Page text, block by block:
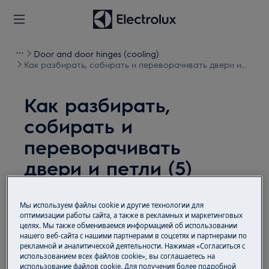
Door and door hinges (cooling)
Как разбирать, собирать и переворачивать двери и
Как разбирать,
собирать и
переворачивать
двери и петли (5)
Перед любыми операциями по техническому
обслуживанию выключите прибор и выньте
вилку сетевого шнура из розетки.
Мы используем файлы cookie и другие технологии для
оптимизации работы сайта, а также в рекламных и маркетинговых
целях. Мы также обмениваемся информацией об использовании
нашего веб-сайта с нашими партнерами в соцсетях и партнерами по
рекламной и аналитической деятельности. Нажимая «Согласиться с
использованием всех файлов cookie», вы соглашаетесь на
использование файлов cookie. Для получения более подробной